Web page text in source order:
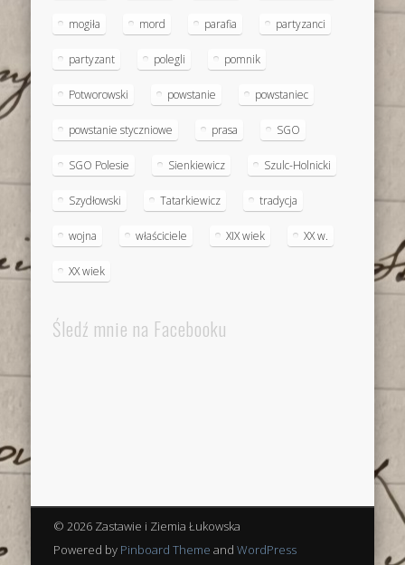
mogiła mord parafia partyzanci
partyzant polegli pomnik
Potworowski powstanie powstaniec
powstanie styczniowe prasa SGO
SGO Polesie Sienkiewicz Szulc-Holnicki
Szydłowski Tatarkiewicz tradycja
wojna właściciele XIX wiek XX w.
XX wiek
Śledź mnie na Facebooku
© 2026 Zastawie i Ziemia Łukowska
Powered by Pinboard Theme and WordPress